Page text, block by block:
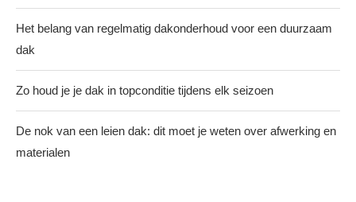
Het belang van regelmatig dakonderhoud voor een duurzaam
dak
Zo houd je je dak in topconditie tijdens elk seizoen
De nok van een leien dak: dit moet je weten over afwerking en
materialen